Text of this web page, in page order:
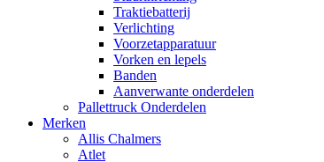
Traktiebatterij
Verlichting
Voorzetapparatuur
Vorken en lepels
Banden
Aanverwante onderdelen
Pallettruck Onderdelen
Merken
Allis Chalmers
Atlet